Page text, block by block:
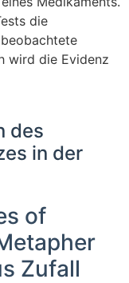
die
wird die Evidenz
des
in der
of
Zufall